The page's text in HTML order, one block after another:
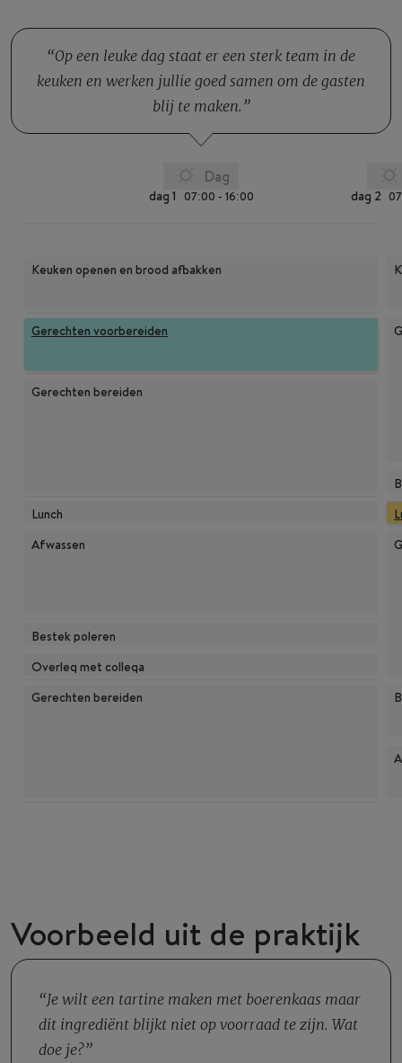
Op een leuke dag staat er een sterk team in de
keuken en werken jullie goed samen om de gasten
blij te maken.
Dag
dag 1 07:00 - 16:00 dag 2
Keuken openen en brood afbakken
Gerechten bereiden
Lunch
Afwassen
Overleg met collega
Gerechten bereiden
Gerechten voorbereiden
Bestek poleren
Voorbeeld uit de praktijk
Je wilt een tartine maken met boerenkaas maar
dit ingrediënt blijkt niet op voorraad te zijn. Wat
doe je?